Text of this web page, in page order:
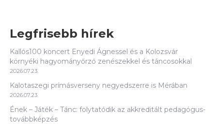
Legfrisebb hírek
Kallós100 koncert Enyedi Ágnessel és a Kolozsvár
környéki hagyományőrző zenészekkel és táncosokkal
2026.07.23.
Kalotaszegi prímásverseny negyedszerre is Mérában
2026.07.23.
Ének – Játék – Tánc: folytatódik az akkreditált pedagógus-
továbbképzés